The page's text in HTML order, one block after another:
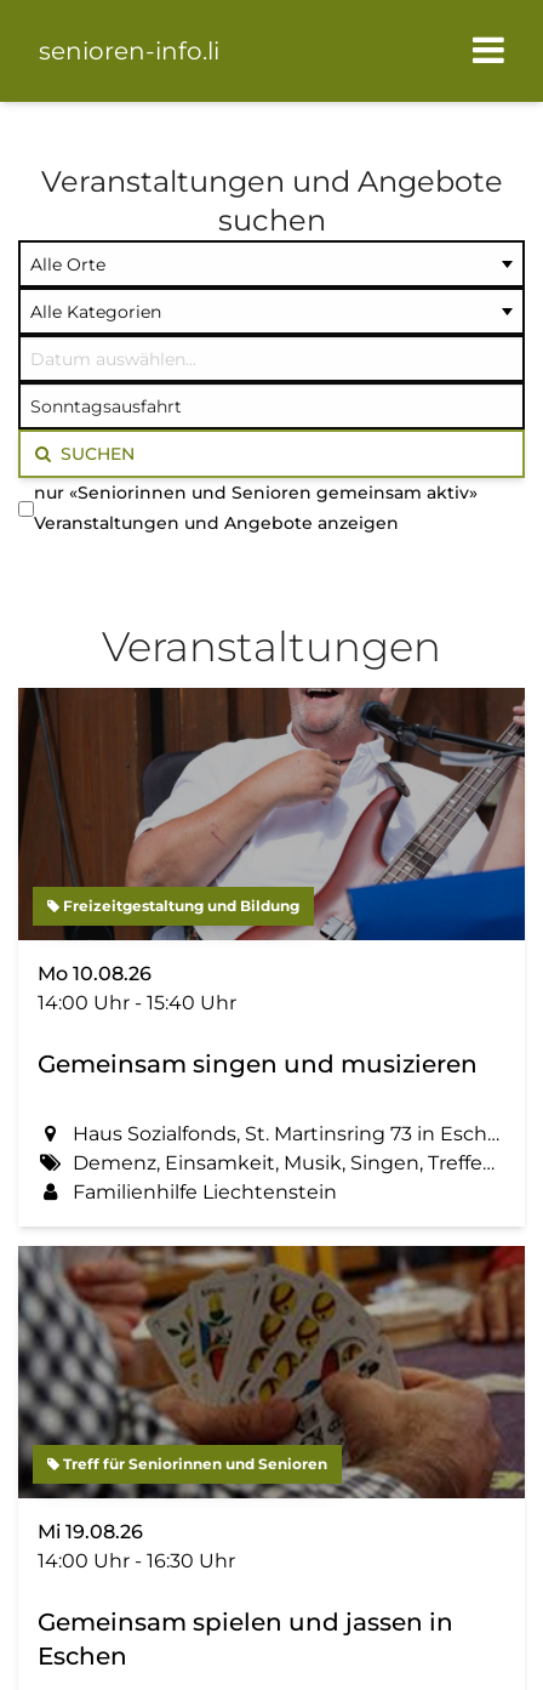
senioren-info.li
Veranstaltungen und Angebote
suchen
auswählen
auswählen
auswählen
Volltextsuche
SUCHEN
nur «Seniorinnen und Senioren gemeinsam aktiv»
Veranstaltungen und Angebote anzeigen
Veranstaltungen
Freizeitgestaltung und Bildung
Mo 10.08.26
14:00 Uhr - 15:40 Uhr
Gemeinsam singen und musizieren
Haus Sozialfonds, St. Martinsring 73 in Eschen
Demenz, Einsamkeit, Musik, Singen, Treffen, Zemma tua - Senioren gemeinsam aktiv
Familienhilfe Liechtenstein
Treff für Seniorinnen und Senioren
Mi 19.08.26
14:00 Uhr - 16:30 Uhr
Gemeinsam spielen und jassen in
Eschen